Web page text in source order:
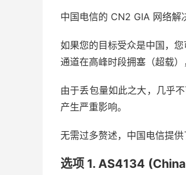
中国电信的 CN2 GIA 网络解
如果您的目标受众是中国，
通道在高峰时段拥塞（超载）
由于丢包量如此之大，几乎
产生严重影响。
无需过多赘述，中国电信提供
选项 1. AS4134